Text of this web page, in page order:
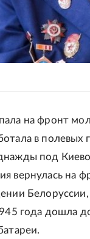
на фронт
в полевых
под
вернулась на
года дошла